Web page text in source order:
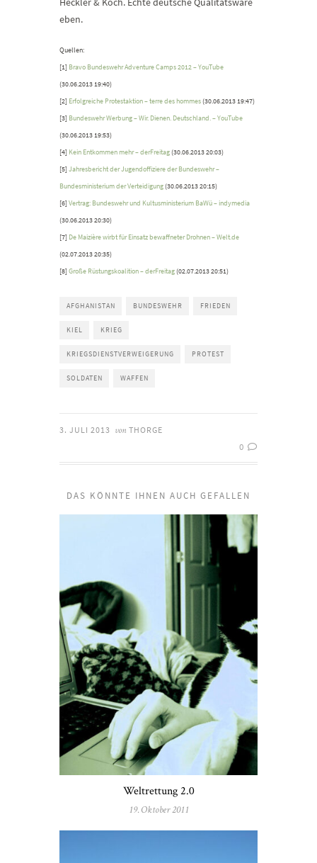
eben.
Quellen:
[1] Bravo Bundeswehr Adventure Camps 2012 – YouTube
(30.06.2013 19:40)
[2] Erfolgreiche Protestaktion – terre des hommes(30.06.2013 19:47)
[3] Bundeswehr Werbung – Wir. Dienen. Deutschland. – YouTube
(30.06.2013 19:53)
[4] Kein Entkommen mehr – derFreitag(30.06.2013 20:03)
[5] Jahresbericht der Jugendoffiziere der Bundeswehr –
Bundesministerium der Verteidigung(30.06.2013 20:15)
[6] Vertrag: Bundeswehr und Kultusministerium BaWü – indymedia
(30.06.2013 20:30)
[7] De Maizière wirbt für Einsatz bewaffneter Drohnen – Welt.de
(02.07.2013 20:35)
[8] Große Rüstungskoalition – derFreitag(02.07.2013 20:51)
AFGHANISTAN BUNDESWEHR FRIEDEN
KIEL KRIEG
KRIEGSDIENSTVERWEIGERUNG PROTEST
SOLDATEN WAFFEN
3. JULI 2013 von THORGE
0
DAS KÖNNTE IHNEN AUCH GEFALLEN
Weltrettung 2.0
19. Oktober 2011